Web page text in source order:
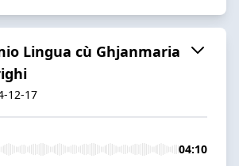
Lingua cù Ghjanmaria
12-17
04:10